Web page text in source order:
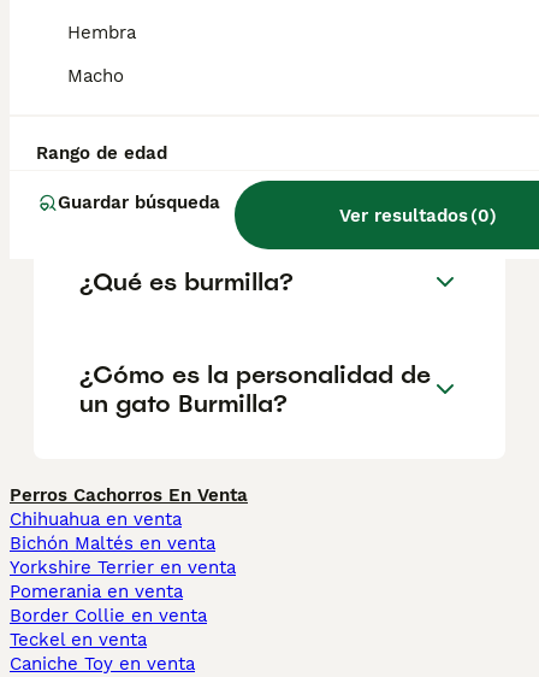
Hembra
Macho
Rango de edad
Guardar búsqueda
Ver resultados(0)
delicada que el macho. La cabeza tiene un
cuneiforme y orejas bastante separadas.
¿Cuál es la diferencia entre
un birmano y un burmilla?
¿Qué es burmilla?
¿Cómo es la personalidad de
un gato Burmilla?
Perros Cachorros En Venta
Chihuahua en venta
Bichón Maltés en venta
Yorkshire Terrier en venta
Pomerania en venta
Border Collie en venta
Teckel en venta
Caniche Toy en venta